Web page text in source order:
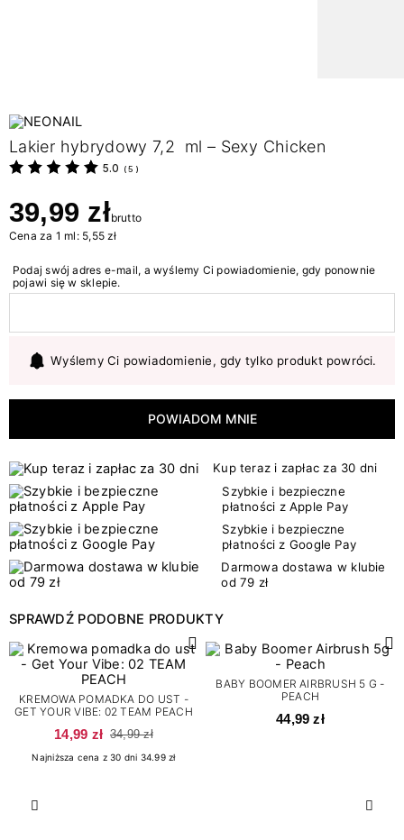
Lakier hybrydowy 7,2 ml – Sexy Chicken
5.0 ( 5 )
39,99 złbrutto
Cena za 1 ml: 5,55 zł
Podaj swój adres e-mail, a wyślemy Ci powiadomienie, gdy ponownie
pojawi się w sklepie.
Wyślemy Ci powiadomienie, gdy tylko produkt powróci.
POWIADOM MNIE
Kup teraz i zapłac za 30 dni
Szybkie i bezpieczne
płatności z Apple Pay
Szybkie i bezpieczne
płatności z Google Pay
Darmowa dostawa w klubie
od 79 zł
SPRAWDŹ PODOBNE PRODUKTY
Poprzedni
KREMOWA POMADKA DO UST -
GET YOUR VIBE: 02 TEAM PEACH
14,99 zł 34,99 zł
Najniższa cena z 30 dni 34.99 zł
BABY BOOMER AIRBRUSH 5 G -
PEACH
44,99 zł